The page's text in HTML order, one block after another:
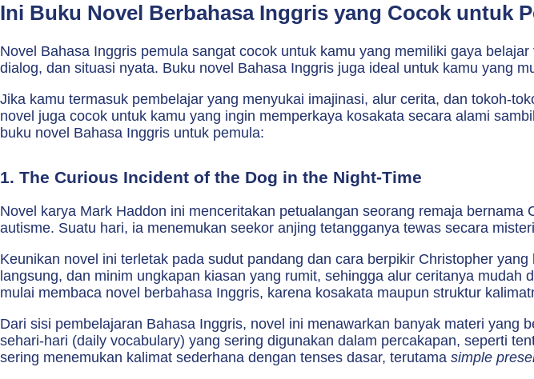
Ini Buku Novel Berbahasa Inggris yang Cocok untuk
Novel Bahasa Inggris pemula sangat cocok untuk kamu yang memiliki gaya
dialog, dan situasi nyata. Buku novel Bahasa Inggris juga ideal untuk kamu yang
Jika kamu termasuk pembelajar yang menyukai imajinasi, alur cerita, dan tokoh-
novel juga cocok untuk kamu yang ingin memperkaya kosakata secara alami
buku novel Bahasa Inggris untuk pemula:
1. The Curious Incident of the Dog in the Night-Time
Novel karya Mark Haddon ini menceritakan petualangan seorang remaja
autisme. Suatu hari, ia menemukan seekor anjing tetangganya tewas secara
Keunikan novel ini terletak pada sudut pandang dan cara berpikir Christopher
langsung, dan minim ungkapan kiasan yang rumit, sehingga alur ceritanya
mulai membaca novel berbahasa Inggris, karena kosakata maupun struktur
Dari sisi pembelajaran Bahasa Inggris, novel ini menawarkan banyak materi
sehari-hari (daily vocabulary) yang sering digunakan dalam percakapan, seperti
sering menemukan kalimat sederhana dengan tenses dasar, terutama simple